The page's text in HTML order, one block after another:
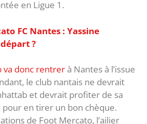
en Ligue 1.
FC Nantes : Yassine
?
va donc rentrerà Nantes à l’issue
le club nantais ne devrait
et devrait profiter de sa
en tirer un bon chèque.
de Foot Mercato, l’ailier